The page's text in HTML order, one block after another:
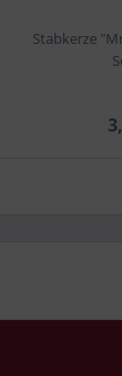
Stabkerze